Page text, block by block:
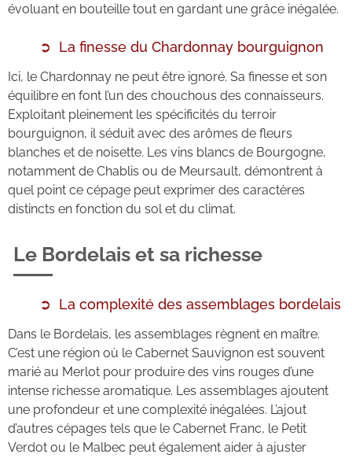
évoluant en bouteille tout en gardant une grâce inégalée.
La finesse du Chardonnay bourguignon
Ici, le Chardonnay ne peut être ignoré. Sa finesse et son
équilibre en font l’un des chouchous des connaisseurs.
Exploitant pleinement les spécificités du terroir
bourguignon, il séduit avec des arômes de fleurs
blanches et de noisette. Les vins blancs de Bourgogne,
notamment de Chablis ou de Meursault, démontrent à
quel point ce cépage peut exprimer des caractères
distincts en fonction du sol et du climat.
Le Bordelais et sa richesse
La complexité des assemblages bordelais
Dans le Bordelais, les assemblages règnent en maître.
C’est une région où le Cabernet Sauvignon est souvent
marié au Merlot pour produire des vins rouges d’une
intense richesse aromatique. Les assemblages ajoutent
une profondeur et une complexité inégalées. L’ajout
d’autres cépages tels que le Cabernet Franc, le Petit
Verdot ou le Malbec peut également aider à ajuster